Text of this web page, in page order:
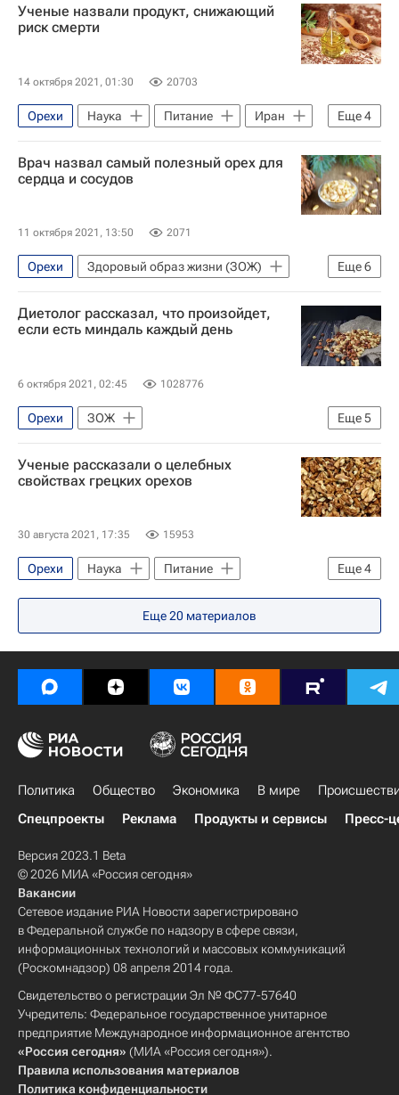
Ученые назвали продукт, снижающий
риск смерти
14 октября 2021, 01:30 20703
Еще4
Орехи Наука Питание
Иран
Канада
Здоровье
биология
Долголетие
Врач назвал самый полезный орех для
сердца и сосудов
11 октября 2021, 13:50 2071
Еще6
Орехи
Здоровый образ жизни (ЗОЖ)
ЗОЖ
Общество
Питание
Здоровье - Общество
Здоровье
Диетолог рассказал, что произойдет,
если есть миндаль каждый день
6 октября 2021, 02:45 1028776
Еще5
Орехи
ЗОЖ
Здоровый образ жизни (ЗОЖ)
Общество
Питание
Ученые рассказали о целебных
свойствах грецких орехов
30 августа 2021, 17:35 15953
Еще4
Орехи Наука
Питание
Испания
США
Здоровье
Еще20 материалов
Политика Общество Экономика В мире
Спецпроекты
Реклама Продукты и сервисы Пресс-
Версия 2023.1 Beta
© 2026 МИА «Россия сегодня»
Вакансии
Сетевое издание РИА Новости зарегистрировано
в Федеральной службе по надзору в сфере связи,
информационных технологий и массовых коммуникаций
(Роскомнадзор) 08 апреля 2014 года.
Свидетельство о регистрации Эл № ФС77-57640
Учредитель: Федеральное государственное унитарное
предприятие Международное информационное агентство
«Россия сегодня» (МИА «Россия сегодня»).
Правила использования материалов
Политика конфиденциальности